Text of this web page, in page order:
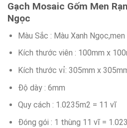
Gạch Mosaic Gốm Men
Ngọc
Màu Sắc : Màu Xanh
Kích thước viên : 100mm x
Kích thước vỉ: 305mm x
Độ dày : 6mm
Quy cách : 1.0235m2 = 11 vĩ
Đóng gói : 1 thùng 11 vĩ =